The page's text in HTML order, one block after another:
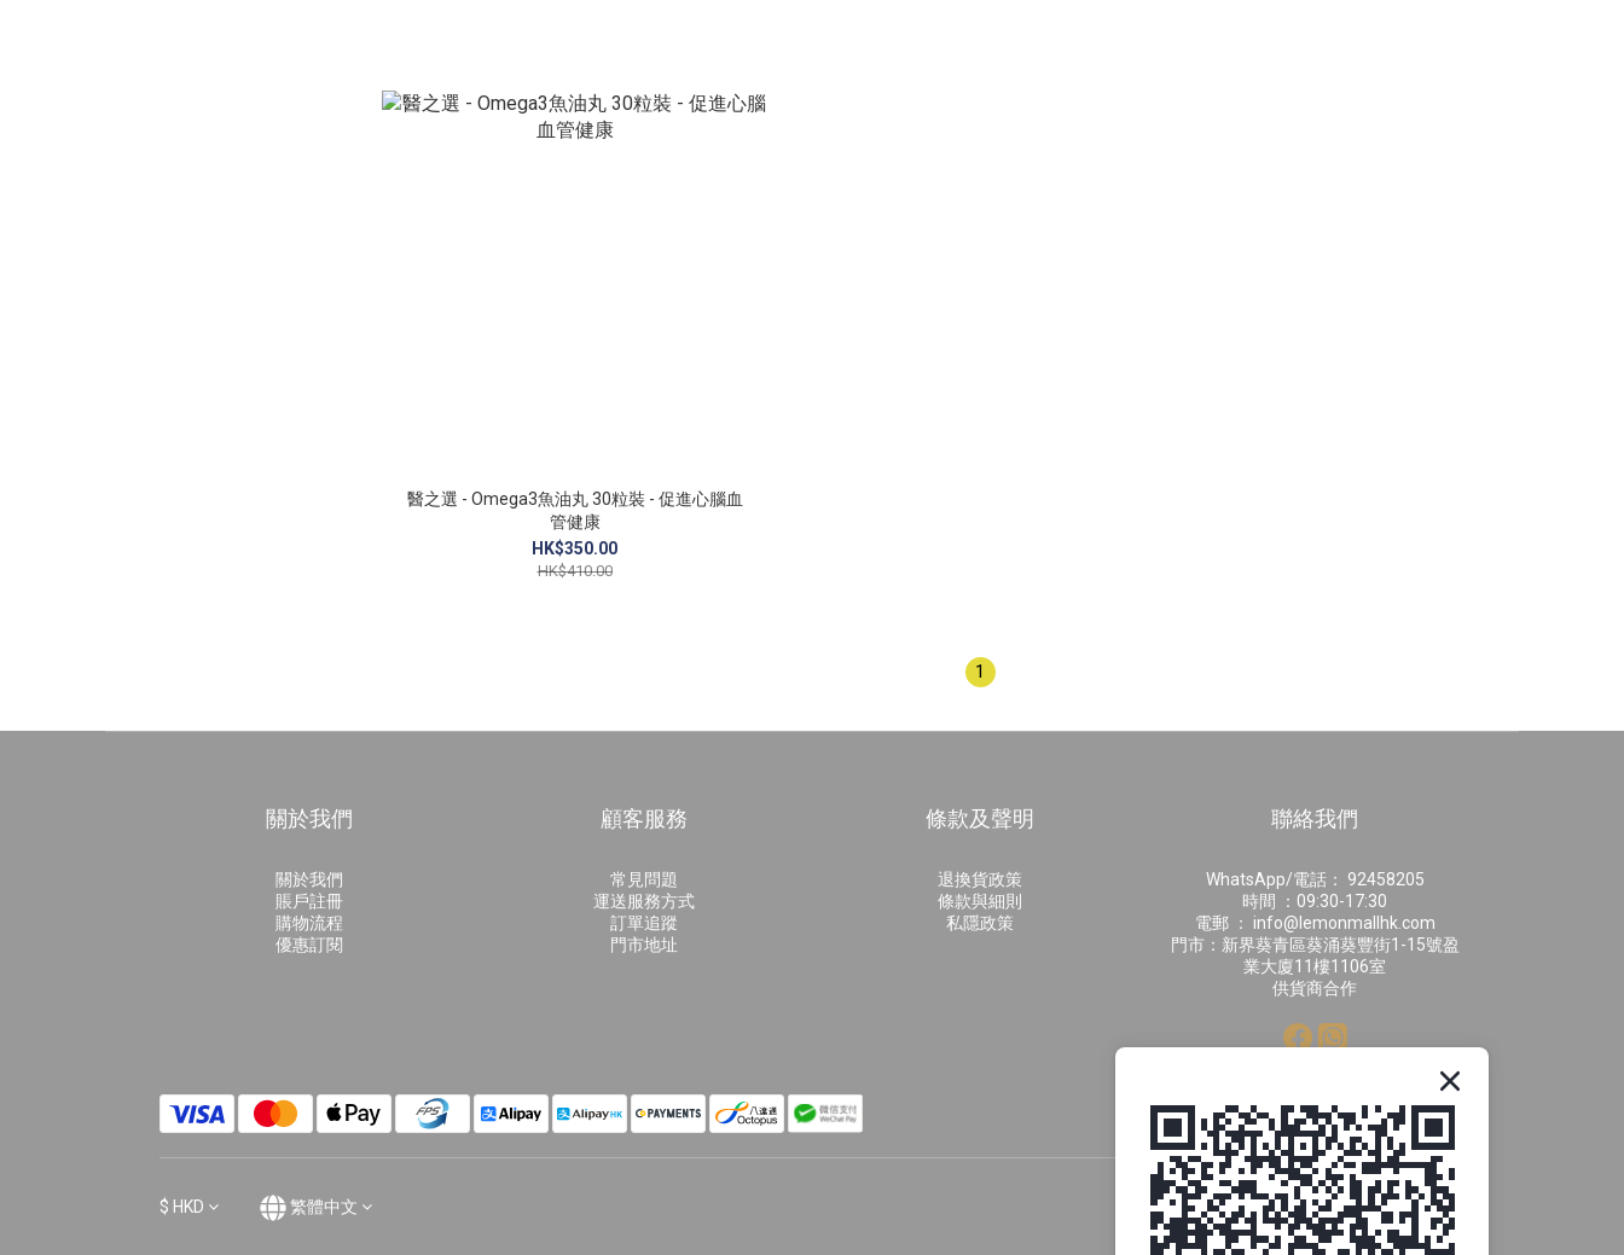
醫之選 - Omega3魚油丸 30粒裝 - 促進心腦血
管健康
HK$350.00
HK$410.00
1
關於我們
關於我們
賬戶註冊
購物流程
優惠訂閱
顧客服務
常見問題
運送服務方式
訂單追蹤
門市地址
條款及聲明
退換貨政策
條款與細則
私隱政策
聯絡我們
WhatsApp/電話： 92458205
時間 ：09:30-17:30
電郵 ： info@lemonmallhk.com
門市：新界葵青區葵涌葵豐街1-15號盈
業大廈11樓1106室
供貨商合作
$ HKD 繁體中文